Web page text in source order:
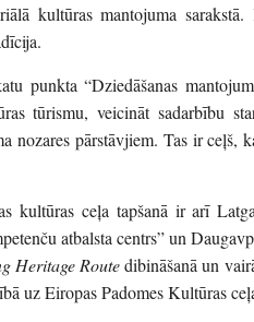
kultūras mantojuma
punkta “Dziedāšanas
tūrismu, veicināt sadarbību
nozares pārstāvjiem. Tas ir ceļš,
kultūras ceļa tapšanā ir arī
atbalsta centrs” un
Heritage Routedibināšanā un
uz Eiropas Padomes Kultūras